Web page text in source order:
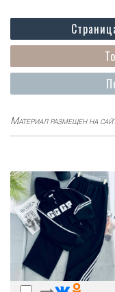
Материал размещен на